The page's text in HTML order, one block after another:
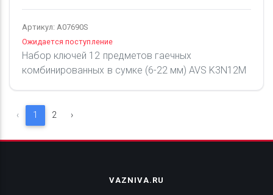
Артикул: A07690S
Ожидается поступление
Набор ключей 12 предметов гаечных
комбинированных в сумке (6-22 мм) AVS K3N12M
‹ 1 2 ›
VAZNIVA.RU